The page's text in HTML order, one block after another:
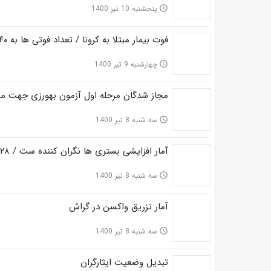
access_time پنجشنبه 10 تیر 1400
فوت بیمار مبتلا به کرونا / تعداد فوتی ها به ۴۰ رسید
access_time چهارشنبه 9 تیر 1400
مجاز شدگان مرحله اول آزمون بهورزی جهت
access_time سه شنبه 8 تیر 1400
آمار افزایشی بستری ها نگران کننده ست / ۲۸ بیمار بستری هستند
access_time سه شنبه 8 تیر 1400
آمار تزریق واکسن در گراش
access_time سه شنبه 8 تیر 1400
تبدیل وضعیت ایثارگران